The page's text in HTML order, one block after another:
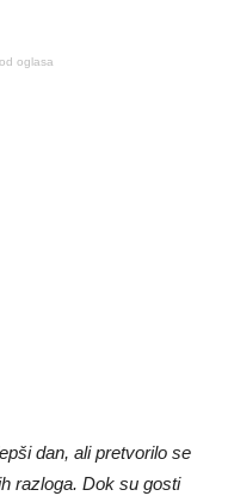
oglasa
dan, ali pretvorilo se
razloga. Dok su gosti